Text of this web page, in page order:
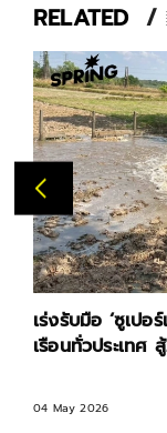
RELATED
เร่งรับมือ ‘ซูเปอ
เรือนทั่วประเทศ
04 May 2026